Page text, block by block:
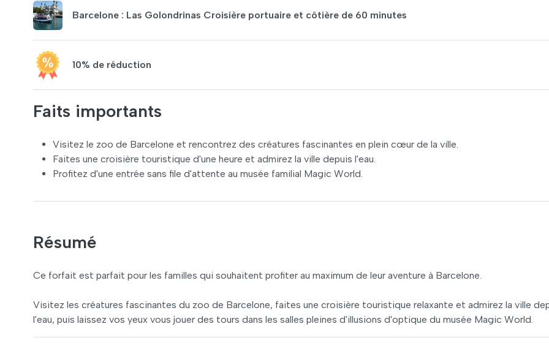
Barcelone : Las Golondrinas Croisière portuaire et côtière de 60 minutes
10% de réduction
Faits importants
Visitez le zoo de Barcelone et rencontrez des créatures fascinantes en plein cœur de la ville.
Faites une croisière touristique d'une heure et admirez la ville depuis l'eau.
Profitez d'une entrée sans file d'attente au musée familial Magic World.
Résumé
Ce forfait est parfait pour les familles qui souhaitent profiter au maximum de leur aventure à Barcelone.
Visitez les créatures fascinantes du zoo de Barcelone, faites une croisière touristique relaxante et admirez la ville
l'eau, puis laissez vos yeux vous jouer des tours dans les salles pleines d'illusions d'optique du musée Magic World.